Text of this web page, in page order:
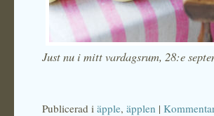
Just nu i mitt vardagsrum, 28:e
Publicerad i äpple, äpplen |